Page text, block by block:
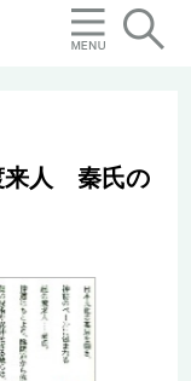
来人 秦氏の